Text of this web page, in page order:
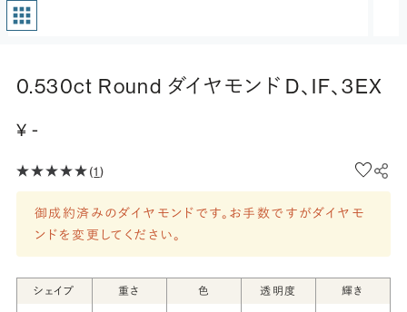
0.530ct Round ダイヤモンド D、IF、3EX
¥ -
(1)
御成約済みのダイヤモンドです。お手数ですがダイヤモ
ンドを変更してください。
シェイプ 重さ 色 透明度 輝き